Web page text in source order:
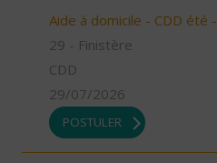
Aide à domicile - CDD été
29 - Finistère
CDD
29/07/2026
POSTULER